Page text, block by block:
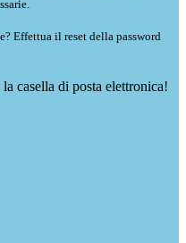
Effettua il reset della password
casella di posta elettronica!